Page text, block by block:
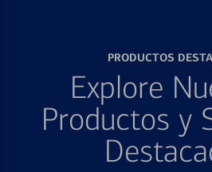
PRODUCTOS
Explore
Productos y